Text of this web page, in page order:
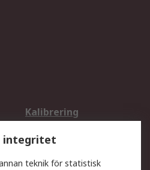
Kalibrering
Teknisk Support
Exportlösningar
integritet
teknik för statistisk